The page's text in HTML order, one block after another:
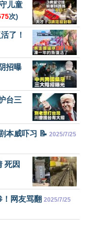
儿童
次)
了！
招曝
台三
本威吓习 📝 2025/7/25
死因
网友骂翻 2025/7/25